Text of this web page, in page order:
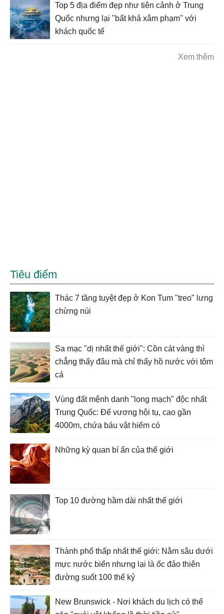
Top 5 địa điểm đẹp như tiên cảnh ở Trung
Quốc nhưng lại "bất khả xâm phạm" với
khách quốc tế
Xem thêm
Tiêu điểm
Thác 7 tầng tuyệt đẹp ở Kon Tum "treo" lưng
chừng núi
Sa mạc "dị nhất thế giới": Cồn cát vàng thì
chẳng thấy đâu mà chỉ thấy hồ nước với tôm
cá
Vùng đất mệnh danh "long mạch" độc nhất
Trung Quốc: Đế vương hội tụ, cao gần
4000m, chứa báu vật hiếm có
Những kỳ quan bí ẩn của thế giới
Top 10 đường hầm dài nhất thế giới
Thành phố thấp nhất thế giới: Nằm sâu dưới
mực nước biển nhưng lại là ốc đảo thiên
đường suốt 100 thế kỷ
New Brunswick - Nơi khách du lịch có thể